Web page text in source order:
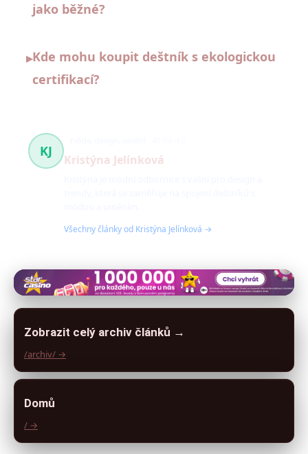
jako běžné?
▸Kde mohu koupit deštník s ekologickou
certifikací?
KJ
Kristýna Jelínková
Všechny články od Kristýna Jelínková →
Zobrazit celý archiv článků →
/archiv/ →
Domů
/ →